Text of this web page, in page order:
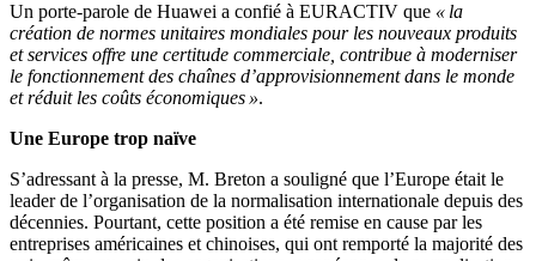
Un porte-parole de Huawei a confié à EURACTIV que « la
création de normes unitaires mondiales pour les nouveaux produits
et services offre une certitude commerciale, contribue à moderniser
le fonctionnement des chaînes d’approvisionnement dans le monde
et réduit les coûts économiques ».
Une Europe trop naïve
S’adressant à la presse, M. Breton a souligné que l’Europe était le
leader de l’organisation de la normalisation internationale depuis des
décennies. Pourtant, cette position a été remise en cause par les
entreprises américaines et chinoises, qui ont remporté la majorité des